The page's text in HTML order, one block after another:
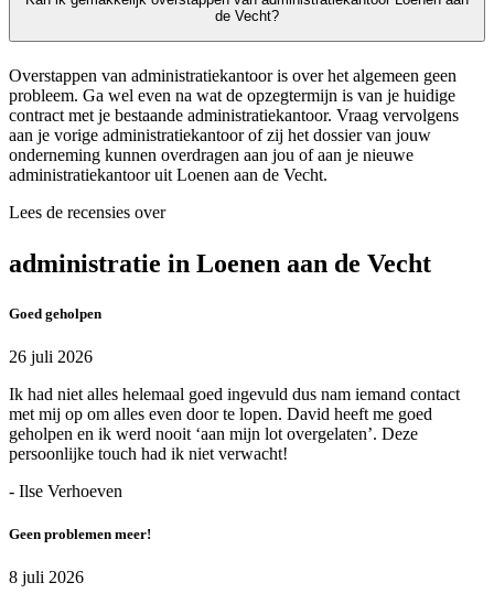
de Vecht?
Overstappen van administratiekantoor is over het algemeen geen
probleem. Ga wel even na wat de opzegtermijn is van je huidige
contract met je bestaande administratiekantoor. Vraag vervolgens
aan je vorige administratiekantoor of zij het dossier van jouw
onderneming kunnen overdragen aan jou of aan je nieuwe
administratiekantoor uit Loenen aan de Vecht.
Lees de recensies over
administratie in Loenen aan de Vecht
Goed geholpen
26 juli 2026
Ik had niet alles helemaal goed ingevuld dus nam iemand contact
met mij op om alles even door te lopen. David heeft me goed
geholpen en ik werd nooit ‘aan mijn lot overgelaten’. Deze
persoonlijke touch had ik niet verwacht!
- Ilse Verhoeven
Geen problemen meer!
8 juli 2026